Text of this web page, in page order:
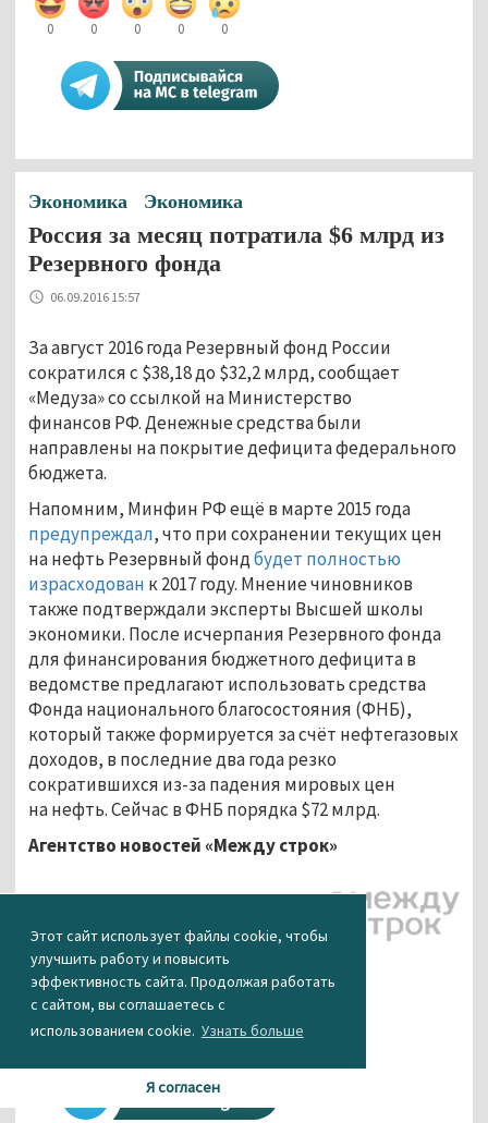
Этот сайт использует файлы cookie, чтобы
улучшить работу и повысить
эффективность сайта. Продолжая работать
с сайтом, вы соглашаетесь с
использованием cookie. Узнать больше
Я согласен
0 0 0 0 0
Экономика Экономика
Россия за месяц потратила $6 млрд из
Резервного фонда
06.09.2016 15:57
За август 2016 года Резервный фонд России
сократился с $38,18 до $32,2 млрд, сообщает
«Медуза» со ссылкой на Министерство
финансов РФ. Денежные средства были
направлены на покрытие дефицита федерального
бюджета.
Напомним, Минфин РФ ещё в марте 2015 года
предупреждал, что при сохранении текущих цен
на нефть Резервный фондбудет полностью
израсходован к 2017 году. Мнение чиновников
также подтверждали эксперты Высшей школы
экономики. После исчерпания Резервного фонда
для финансирования бюджетного дефицита в
ведомстве предлагают использовать средства
Фонда национального благосостояния (ФНБ),
который также формируется за счёт нефтегазовых
доходов, в последние два года резко
сократившихся из-за падения мировых цен
на нефть. Сейчас в ФНБ порядка $72 млрд.
Агентство новостей «Между строк»
КАК ВАМ НОВОСТЬ?
0 0 0 0 0